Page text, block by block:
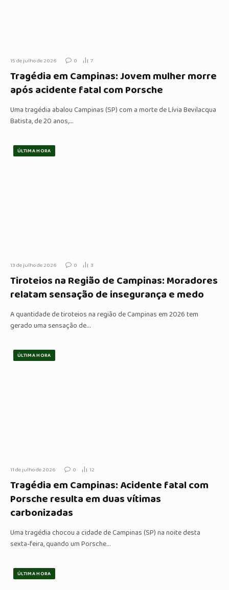
15 de julho de 2026 0 7
Tragédia em Campinas: Jovem mulher morre
após acidente fatal com Porsche
Uma tragédia abalou Campinas (SP) com a morte de Lívia Bevilacqua
Batista, de 20 anos,…
ÚLTIMA HORA
13 de julho de 2026 0 3
Tiroteios na Região de Campinas: Moradores
relatam sensação de insegurança e medo
A quantidade de tiroteios na região de Campinas em 2026 tem
gerado uma sensação de…
ÚLTIMA HORA
11 de julho de 2026 0 12
Tragédia em Campinas: Acidente fatal com
Porsche resulta em duas vítimas
carbonizadas
Uma tragédia chocou a cidade de Campinas (SP) na noite desta
sexta-feira, quando um Porsche…
ÚLTIMA HORA